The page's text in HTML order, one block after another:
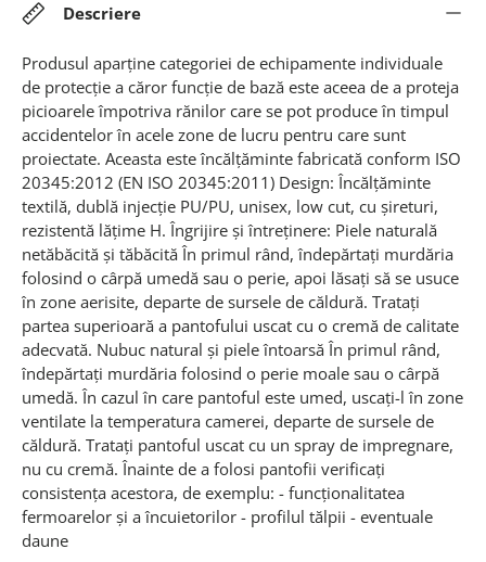
Descriere
Produsul aparține categoriei de echipamente individuale
de protecție a căror funcție de bază este aceea de a proteja
picioarele împotriva rănilor care se pot produce în timpul
accidentelor în acele zone de lucru pentru care sunt
proiectate. Aceasta este încălțăminte fabricată conform ISO
20345:2012 (EN ISO 20345:2011) Design: Încălțăminte
textilă, dublă injecție PU/PU, unisex, low cut, cu șireturi,
rezistentă lățime H. Îngrijire și întreținere: Piele naturală
netăbăcită și tăbăcită În primul rând, îndepărtați murdăria
folosind o cârpă umedă sau o perie, apoi lăsați să se usuce
în zone aerisite, departe de sursele de căldură. Tratați
partea superioară a pantofului uscat cu o cremă de calitate
adecvată. Nubuc natural și piele întoarsă În primul rând,
îndepărtați murdăria folosind o perie moale sau o cârpă
umedă. În cazul în care pantoful este umed, uscați-l în zone
ventilate la temperatura camerei, departe de sursele de
căldură. Tratați pantoful uscat cu un spray de impregnare,
nu cu cremă. Înainte de a folosi pantofii verificați
consistența acestora, de exemplu: - funcționalitatea
fermoarelor și a încuietorilor - profilul tălpii - eventuale
daune